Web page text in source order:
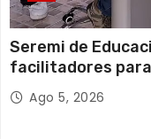
Seremi de
facilitadores
Escolar 2027
Ago 5, 2026